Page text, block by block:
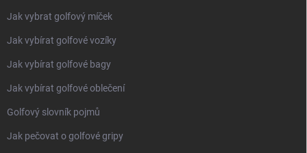
Jak vybrat golfový míček
Jak vybírat golfové vozíky
Jak vybírat golfové bagy
Jak vybírat golfové oblečení
Golfový slovník pojmů
Jak pečovat o golfové gripy